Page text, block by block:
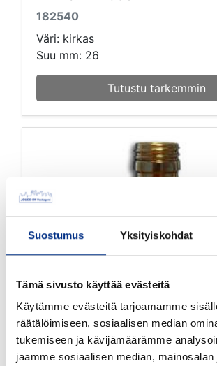
Suostumus Yksityiskohdat
Tämä sivusto käyttää evästeitä
Käytämme evästeitä tarjoamamme
räätälöimiseen, sosiaalisen median
tukemiseen ja kävijämäärämme
jaamme sosiaalisen median,
182540
Väri: kirkas
Suu mm: 26
Tutustu tarkemmin